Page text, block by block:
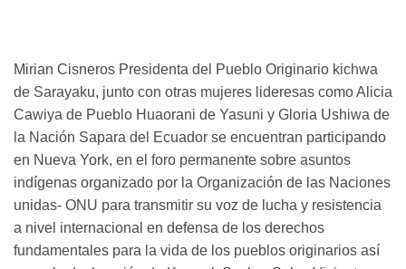
Mirian Cisneros Presidenta del Pueblo Originario kichwa
de Sarayaku, junto con otras mujeres lideresas como Alicia
Cawiya de Pueblo Huaorani de Yasuni y Gloria Ushiwa de
la Nación Sapara del Ecuador se encuentran participando
en Nueva York, en el foro permanente sobre asuntos
indígenas organizado por la Organización de las Naciones
unidas- ONU para transmitir su voz de lucha y resistencia
a nivel internacional en defensa de los derechos
fundamentales para la vida de los pueblos originarios así